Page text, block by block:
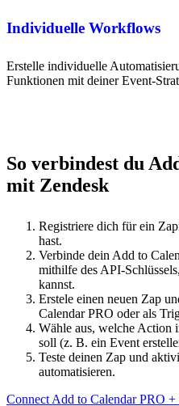
Individuelle Workflows
Erstelle individuelle
Funktionen mit deiner Event-
So verbindest du
mit Zendesk
Registriere dich für ein
hast.
Verbinde dein Add to
mithilfe des API-
kannst.
Erstele einen neuen Zap
Calendar PRO oder als
Wähle aus, welche Action
soll (z. B. ein Event
Teste deinen Zap und
automatisieren.
Connect Add to Calendar PRO +